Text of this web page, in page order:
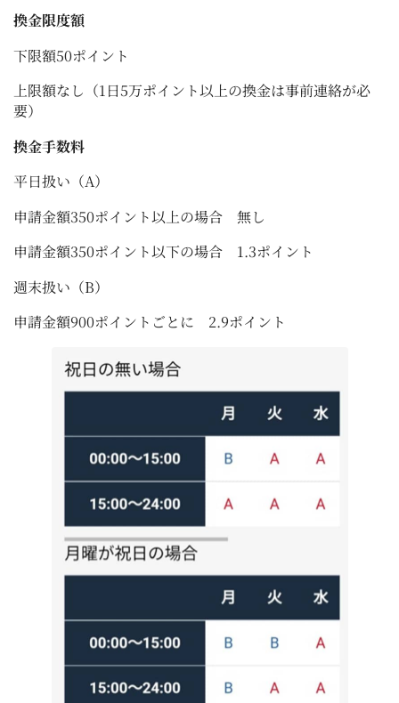
換金限度額
下限額50ポイント
上限額なし（1日5万ポイント以上の換金は事前連絡が必
要）
換金手数料
平日扱い（A）
申請金額350ポイント以上の場合 無し
申請金額350ポイント以下の場合 1.3ポイント
週末扱い（B）
申請金額900ポイントごとに 2.9ポイント